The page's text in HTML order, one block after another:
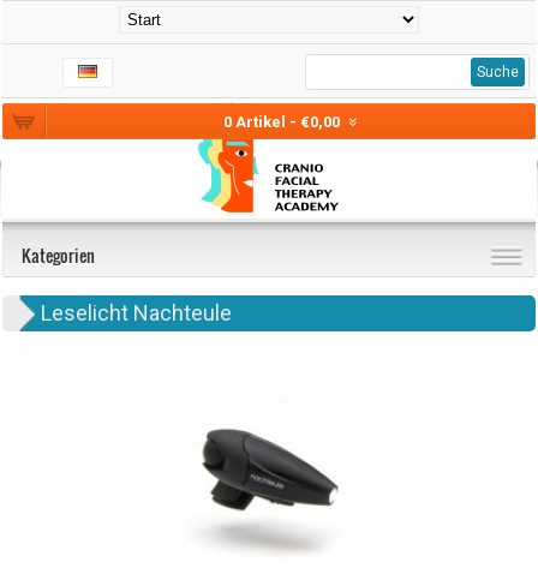
0 Artikel - €0,00
Suche
Kategorien
Leselicht Nachteule